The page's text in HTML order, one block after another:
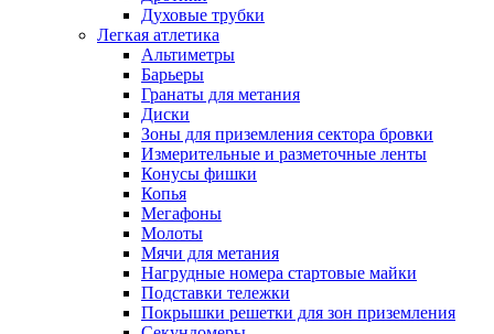
Духовые трубки
Легкая атлетика
Альтиметры
Барьеры
Гранаты для метания
Диски
Зоны для приземления сектора бровки
Измерительные и разметочные ленты
Конусы фишки
Копья
Мегафоны
Молоты
Мячи для метания
Нагрудные номера стартовые майки
Подставки тележки
Покрышки решетки для зон приземления